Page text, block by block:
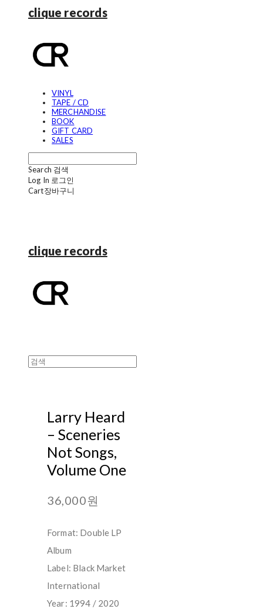
clique records
VINYL
TAPE / CD
MERCHANDISE
BOOK
GIFT CARD
SALES
Search 검색
Log In 로그인
Cart장바구니
clique records
Larry Heard
‎– Sceneries
Not Songs,
Volume One
36,000원
Format: Double LP
Album
Label: Black Market
International
Year: 1994 / 2020